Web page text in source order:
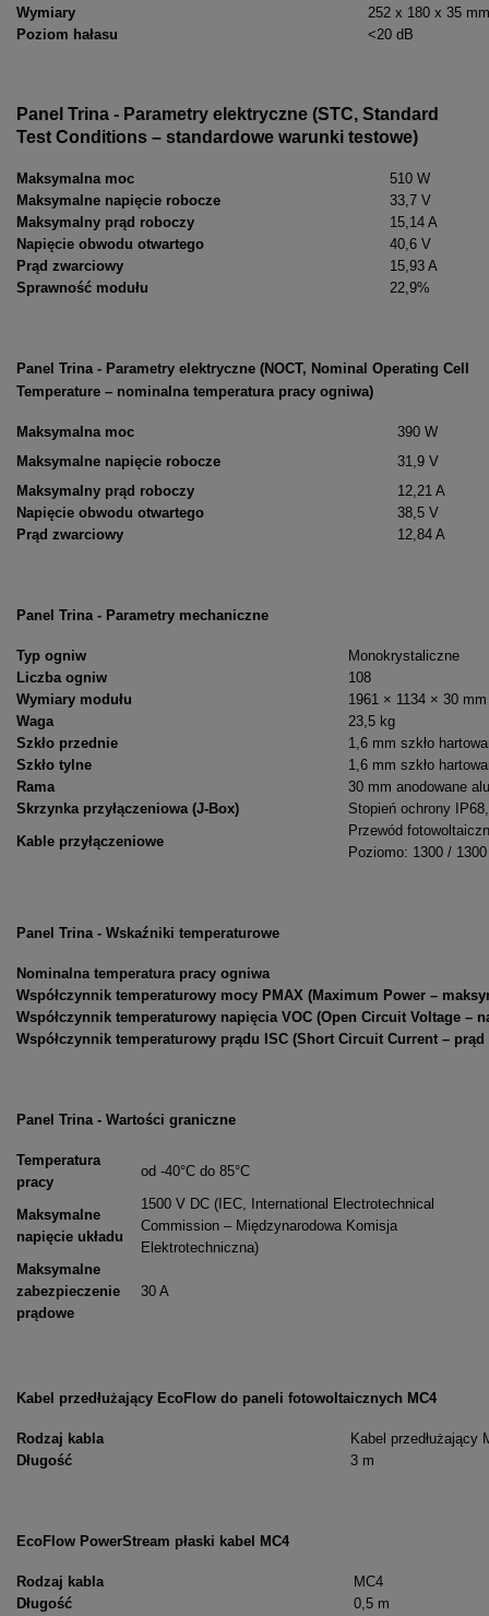
Wymiary
252 x 180 x 35 mm
Poziom hałasu
<20 dB
Panel Trina - Parametry elektryczne (STC, Standard
Test Conditions – standardowe warunki testowe)
Maksymalna moc
510 W
Maksymalne napięcie robocze
33,7 V
Maksymalny prąd roboczy
15,14 A
Napięcie obwodu otwartego
40,6 V
Prąd zwarciowy
15,93 A
Sprawność modułu
22,9%
Panel Trina - Parametry elektryczne (NOCT, Nominal Operating Cell
Temperature – nominalna temperatura pracy ogniwa)
Maksymalna moc
390 W
Maksymalne napięcie robocze
31,9 V
Maksymalny prąd roboczy
12,21 A
Napięcie obwodu otwartego
38,5 V
Prąd zwarciowy
12,84 A
Panel Trina - Parametry mechaniczne
Typ ogniw
Monokrystaliczne
Liczba ogniw
108
Wymiary modułu
1961 × 1134 × 30 mm
Waga
23,5 kg
Szkło przednie
1,6 mm szkło
Szkło tylne
1,6 mm szkło
Rama
30 mm anodowane
Skrzynka przyłączeniowa (J-Box)
Stopień ochrony
Kable przyłączeniowe
Przewód
Poziomo: 1300 /
Panel Trina - Wskaźniki temperaturowe
Nominalna temperatura pracy ogniwa
Współczynnik temperaturowy mocy PMAX (Maximum Power –
Współczynnik temperaturowy napięcia VOC (Open Circuit Voltage –
Współczynnik temperaturowy prądu ISC (Short Circuit Current –
Panel Trina - Wartości graniczne
Temperatura
pracy
od -40°C do 85°C
Maksymalne
napięcie układu
1500 V DC (IEC, International Electrotechnical
Commission – Międzynarodowa Komisja
Elektrotechniczna)
Maksymalne
zabezpieczenie
prądowe
30 A
Kabel przedłużający EcoFlow do paneli fotowoltaicznych MC4
Rodzaj kabla
Kabel przedłużający
Długość
3 m
EcoFlow PowerStream płaski kabel MC4
Rodzaj kabla
MC4
Długość
0,5 m